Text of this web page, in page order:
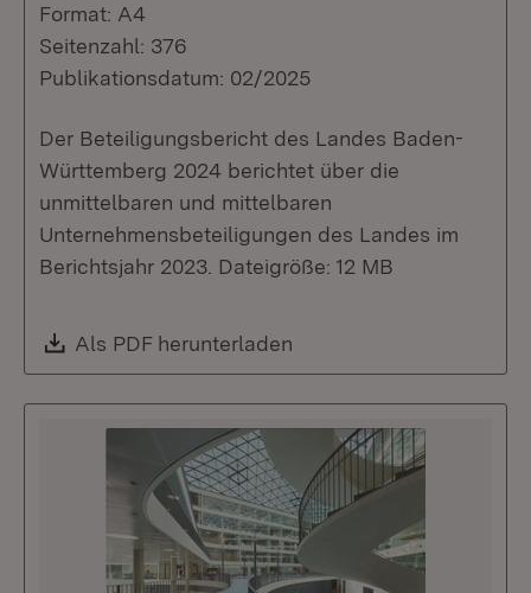
Format: A4
Seitenzahl: 376
Publikationsdatum: 02/2025
Der Beteiligungsbericht des Landes Baden-
Württemberg 2024 berichtet über die
unmittelbaren und mittelbaren
Unternehmensbeteiligungen des Landes im
Berichtsjahr 2023. Dateigröße: 12 MB
Download:
Als PDF herunterladen